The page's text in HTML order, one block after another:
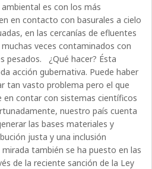
es con los más
en contacto con basurales a cielo
en las cercanías de efluentes
veces contaminados con
pesados. ¿Qué hacer? Ésta
acción gubernativa. Puede haber
tan vasto problema pero el que
en contar con sistemas científicos
nuestro país cuenta
las bases materiales y
justa y una inclusión
también se ha puesto en las
de la reciente sanción de la Ley